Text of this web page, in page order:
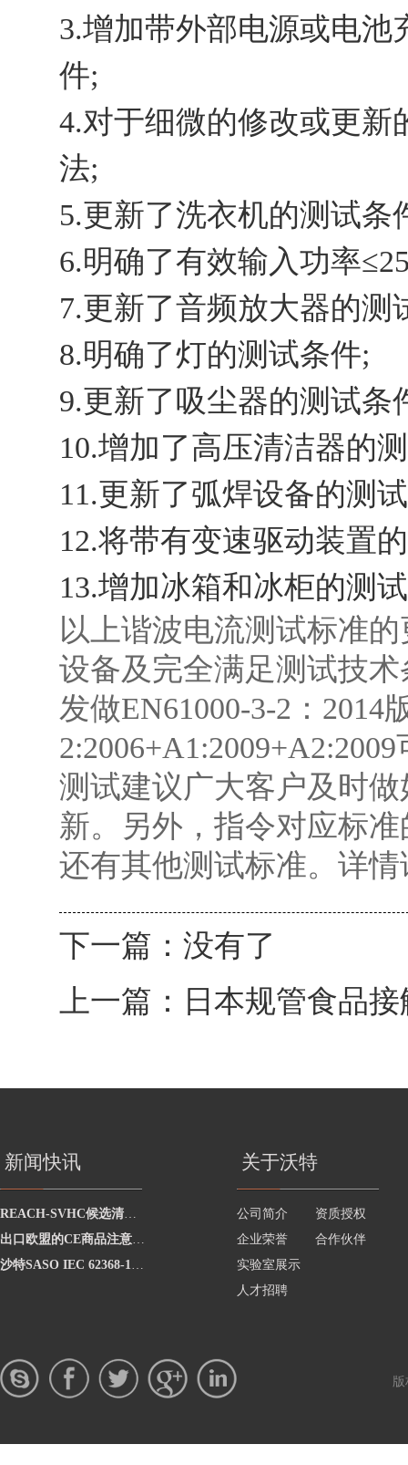
3.增加带外部电源或电
件;
4.对于细微的修改或更新
法;
5.更新了洗衣机的测试条
6.明确了有效输入功率
7.更新了音频放大器的测
8.明确了灯的测试条件;
9.更新了吸尘器的测试条
10.增加了高压清洁器的
11.更新了弧焊设备的测
12.将带有变速驱动装置
13.增加冰箱和冰柜的测
以上谐波电流测试标准
设备及完全满足测试技
发做EN61000-3-2：2014
测试建议广大客户及时
新。另外，指令对应标
还有其他测试标准。详
下一篇：没有了
上一篇： 日本规管食品
新闻快讯
REACH-SVHC候选清单已正式更新至219项
出口欧盟的CE商品注意了：7月16日起,没有欧盟授权代表即属违法！
沙特SASO IEC 62368-1:2020延期实施
关于沃特
公司简介
资质授权
企业荣誉
合作伙伴
实验室展示
人才招聘